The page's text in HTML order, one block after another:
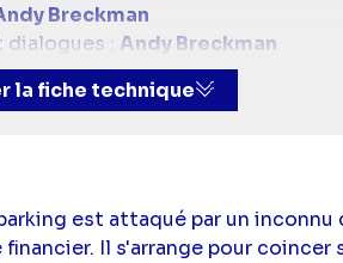
Breckman
dialogues : Andy Breckman
Shalhoub(Adrian Monk),
la fiche technique
est attaqué par un
financier. Il s'arrange pour